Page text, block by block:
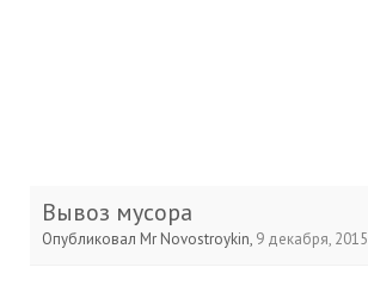
Вывоз мусора
Опубликовал Mr Novostroykin, 9 декабря, 2015